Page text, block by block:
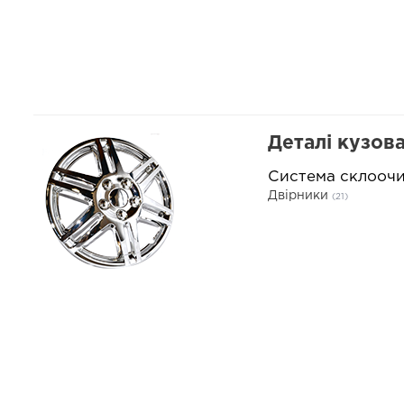
Деталі кузова
Система
Двірники (21)